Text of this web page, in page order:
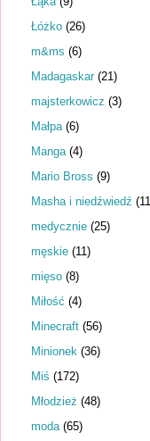
Łóżko (26)
m&ms (6)
Madagaskar (21)
majsterkowicz (3)
Małpa (6)
Manga (4)
Mario Bross (9)
Masha i niedźwiedź
medycznie (25)
męskie (11)
mięso (8)
Miłość (4)
Minecraft (56)
Minionek (36)
Miś (172)
Młodzież (48)
moda (65)